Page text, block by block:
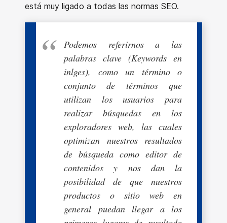
está muy ligado a todas las normas SEO.
Podemos referirnos a las
palabras clave (Keywords en
inlges), como un término o
conjunto de términos que
utilizan los usuarios para
realizar búsquedas en los
exploradores web, las cuales
optimizan nuestros resultados
de búsqueda como editor de
contenidos y nos dan la
posibilidad de que nuestros
productos o sitio web en
general puedan llegar a los